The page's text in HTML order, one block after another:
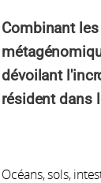
Combinant
dévoilant
résident dans
Océans, sols,